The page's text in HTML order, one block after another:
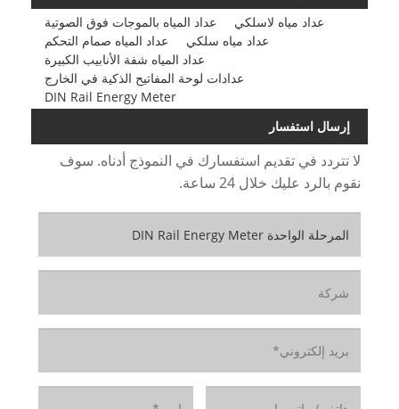
عداد المياه بالموجات فوق الصوتية
عداد مياه لاسلكي
عداد المياه صمام التحكم
عداد مياه سلكي
عداد المياه شفة الأنابيب الكبيرة
عدادات لوحة المفاتيح الذكية في الخارج
DIN Rail Energy Meter
إرسال استفسار
لا تتردد في تقديم استفسارك في النموذج أدناه. سوف
نقوم بالرد عليك خلال 24 ساعة.